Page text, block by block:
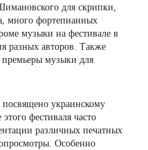
для скрипки,
много фортепианных
музыки на фестивале в
разных авторов. Также
премьеры музыки для
посвящено украинскому
фестиваля часто
различных печатных
Особенно